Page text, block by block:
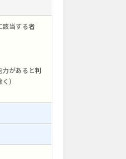
該当する者
があると判
）